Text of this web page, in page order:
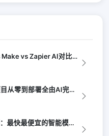
AI自动化工作流平台：n8n vs Make vs Zapier AI对比（Au...
AI自动编程终极测试：10个项目从零到部署全由AI完成（Y Combinator...
Anthropic Claude Haiku评测：最快最便宜的智能模型（Late...